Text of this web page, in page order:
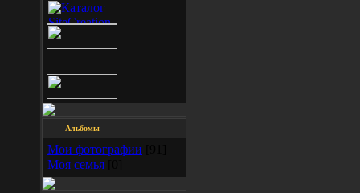
Альбомы
Мои фотографии
Моя семья